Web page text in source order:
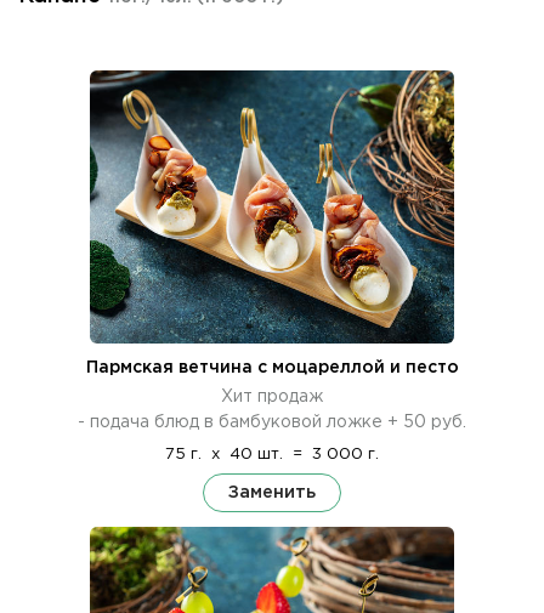
Пармская ветчина с моцареллой и песто
Хит продаж
- подача блюд в бамбуковой ложке + 50 руб.
75 г. x 40 шт. = 3 000 г.
Заменить